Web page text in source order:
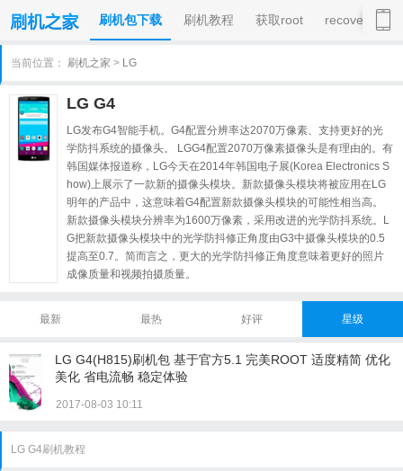
刷机包下载 刷机教程 获取root recovery
当前位置： 刷机之家 > LG
LG G4
LG发布G4智能手机。G4配置分辨率达2070万像素、支持更好的光
学防抖系统的摄像头。 LGG4配置2070万像素摄像头是有理由的。有
韩国媒体报道称，LG今天在2014年韩国电子展(Korea Electronics S
how)上展示了一款新的摄像头模块。新款摄像头模块将被应用在LG
明年的产品中，这意味着G4配置新款摄像头模块的可能性相当高。
新款摄像头模块分辨率为1600万像素，采用改进的光学防抖系统。L
G把新款摄像头模块中的光学防抖修正角度由G3中摄像头模块的0.5
提高至0.7。简而言之，更大的光学防抖修正角度意味着更好的照片
成像质量和视频拍摄质量。
最新 最热 好评 星级
LG G4(H815)刷机包 基于官方5.1 完美ROOT 适度精简 优化
美化 省电流畅 稳定体验
2017-08-03 10:11
LG G4刷机教程